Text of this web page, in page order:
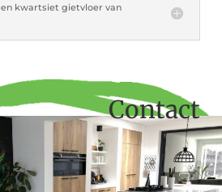
kwartsiet gietvloer van
Contact